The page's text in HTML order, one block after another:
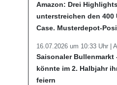
Amazon: Drei
unterstreichen den 400
Case. Musterdepot-
16.07.2026 um 10:33 Uhr |
Saisonaler Bullenmarkt
könnte im 2. Halbjahr
feiern